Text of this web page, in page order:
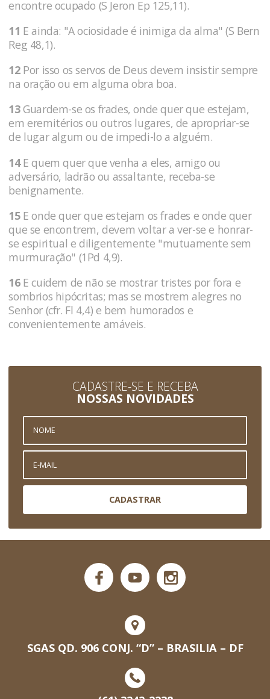
encontre ocupado (S Jeron Ep 125,11).
11 E ainda: "A ociosidade é inimiga da alma" (S Bern
Reg 48,1).
12Por isso os servos de Deus devem insistir sempre
na oração ou em alguma obra boa.
13Guardem-se os frades, onde quer que estejam,
em eremitérios ou outros lugares, de apropriar-se
de lugar algum ou de impedi-lo a alguém.
14E quem quer que venha a eles, amigo ou
adversário, ladrão ou assaltante, receba-se
benignamente.
15E onde quer que estejam os frades e onde quer
que se encontrem, devem voltar a ver-se e honrar-
se espiritual e diligentemente "mutuamente sem
murmuração" (1Pd 4,9).
16E cuidem de não se mostrar tristes por fora e
sombrios hipócritas; mas se mostrem alegres no
Senhor (cfr. Fl 4,4) e bem humorados e
convenientemente amáveis.
CADASTRE-SE E RECEBA
NOSSAS NOVIDADES
CADASTRAR
SGAS QD. 906 CONJ. “D” – BRASILIA – DF